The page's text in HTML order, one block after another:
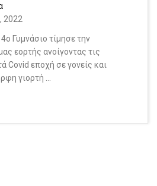
2022
Γυμνάσιο τίμησε την
εορτής ανοίγοντας τις
Covid εποχή σε γονείς και
γιορτή …